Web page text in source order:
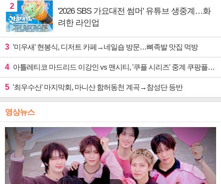
2
'2026 SBS 가요대전 썸머' 유튜브 생중계…화
려한 라인업
3 '미우새' 현봉식, 디저트 카페→네일숍 방문…뼈족발 맛집 먹방
4 아틀레티코 마드리드 이강인 vs 맨시티, '쿠플 시리즈' 중계 쿠팡플레이
5 '최우수산' 마지막회, 마니산 함허동천 계곡→참성단 등반
영상뉴스